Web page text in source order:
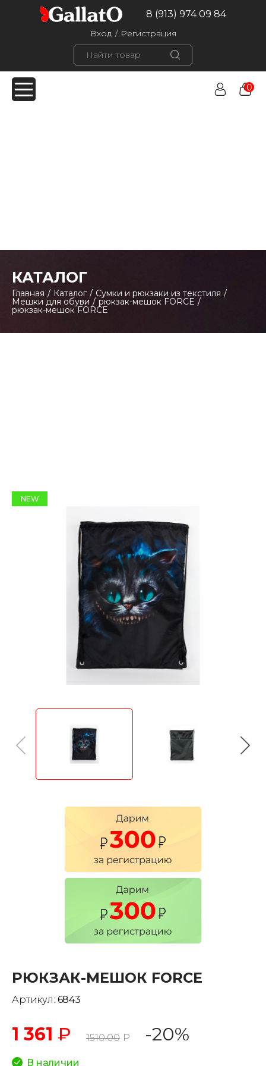
8 (913) 974 09 84
Вход / Регистрация
0
КАТАЛОГ
Главная / Каталог / Сумки и рюкзаки из текстиля /
Мешки для обуви / рюкзак-мешок FORCE /
рюкзак-мешок FORCE
NEW
РЮКЗАК-МЕШОК FORCE
Артикул: 6843
1 361 ₽ 1510.00 Р -20%
В наличии